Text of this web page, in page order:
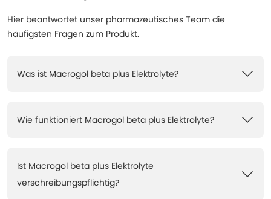
Hier beantwortet unser pharmazeutisches Team die
häufigsten Fragen zum Produkt.
Was ist Macrogol beta plus Elektrolyte?
Wie funktioniert Macrogol beta plus Elektrolyte?
Ist Macrogol beta plus Elektrolyte
verschreibungspflichtig?